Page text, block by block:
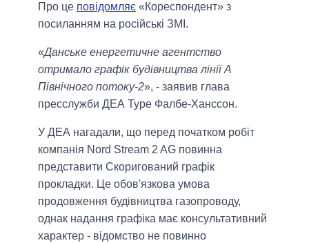
Про це повідомляє «Кореспондент» з
посиланням на російські ЗМІ.
«Данське енергетичне агентство
отримало графік будівництва лінії A
Північного потоку-2», - заявив глава
пресслужби ДЕА Туре Фалбе-Ханссон.
У ДЕА нагадали, що перед початком робіт
компанія Nord Stream 2 AG повинна
представити Скоригований графік
прокладки. Це обов'язкова умова
продовження будівництва газопроводу,
однак надання графіка має консультативний
характер - відомство не повинно